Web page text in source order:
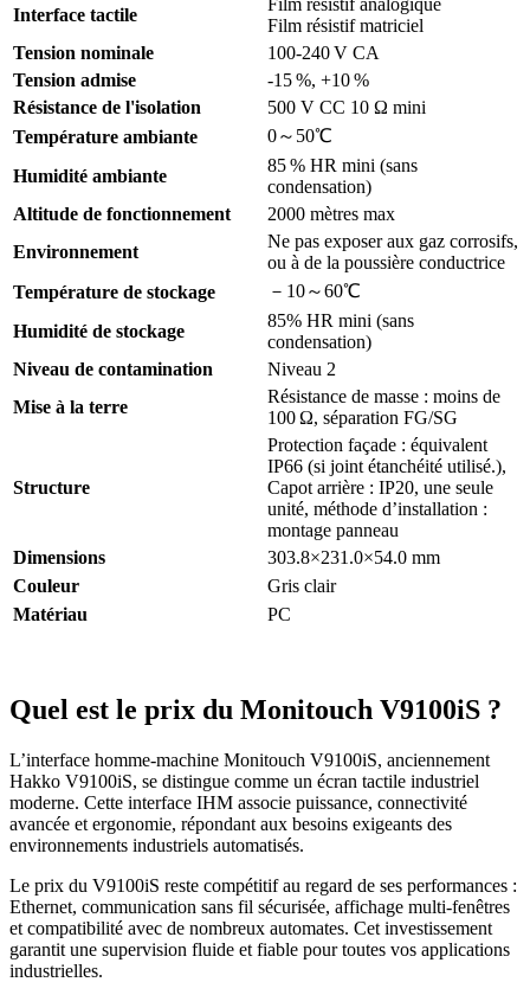
Interface tactile
Film résistif matriciel
Tension nominale
100-240 V CA
Tension admise
-15 %, +10 %
Résistance de l'isolation
500 V CC 10 Ω mini
Température ambiante
0～50℃
Humidité ambiante
85 % HR mini (sans
condensation)
Altitude de fonctionnement
2000 mètres max
Environnement
Ne pas exposer aux gaz corrosifs,
ou à de la poussière conductrice
Température de stockage
－10～60℃
Humidité de stockage
85% HR mini (sans
condensation)
Niveau de contamination
Niveau 2
Mise à la terre
Résistance de masse : moins de
100 Ω, séparation FG/SG
Structure
Protection façade : équivalent
IP66 (si joint étanchéité utilisé.),
Capot arrière : IP20, une seule
unité, méthode d’installation :
montage panneau
Dimensions
303.8×231.0×54.0 mm
Couleur
Gris clair
Matériau
PC
Quel est le prix du Monitouch V9100iS ?
L’interface homme-machine Monitouch V9100iS, anciennement
Hakko V9100iS, se distingue comme un écran tactile industriel
moderne. Cette interface IHM associe puissance, connectivité
avancée et ergonomie, répondant aux besoins exigeants des
environnements industriels automatisés.
Le prix du V9100iS reste compétitif au regard de ses performances :
Ethernet, communication sans fil sécurisée, affichage multi-fenêtres
et compatibilité avec de nombreux automates. Cet investissement
garantit une supervision fluide et fiable pour toutes vos applications
industrielles.